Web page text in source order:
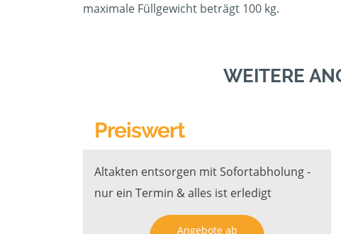
maximale Füllgewicht beträgt 100 kg.
WEITERE
Preiswert
Altakten entsorgen mit Sofortabholung -
nur ein Termin & alles ist erledigt
Angebote ab